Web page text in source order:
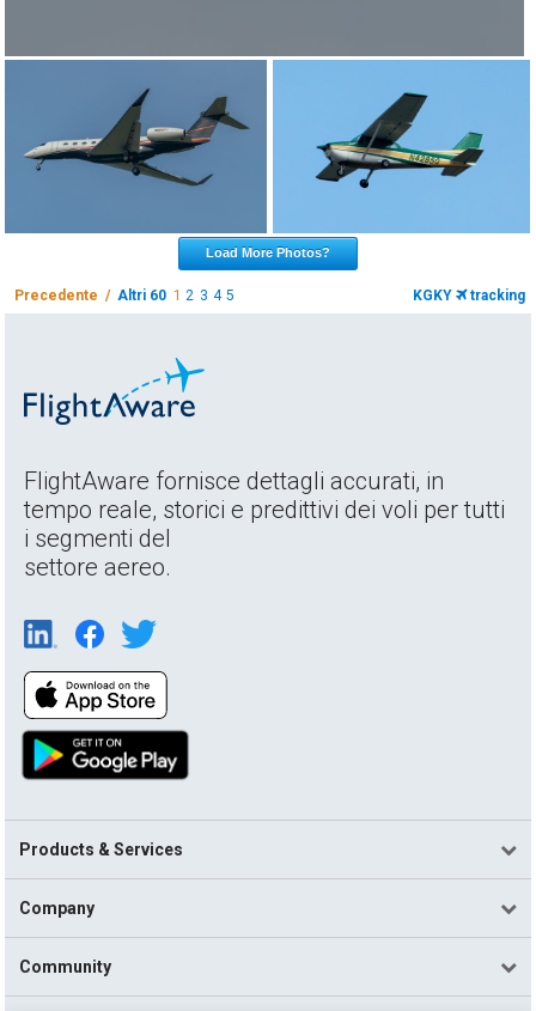
Load More Photos?
Precedente /Altri 60 12 3 4 5 KGKY tracking
FlightAware fornisce dettagli accurati, in
tempo reale, storici e predittivi dei voli per tutti
i segmenti del
settore aereo.
Products & Services
Company
Community